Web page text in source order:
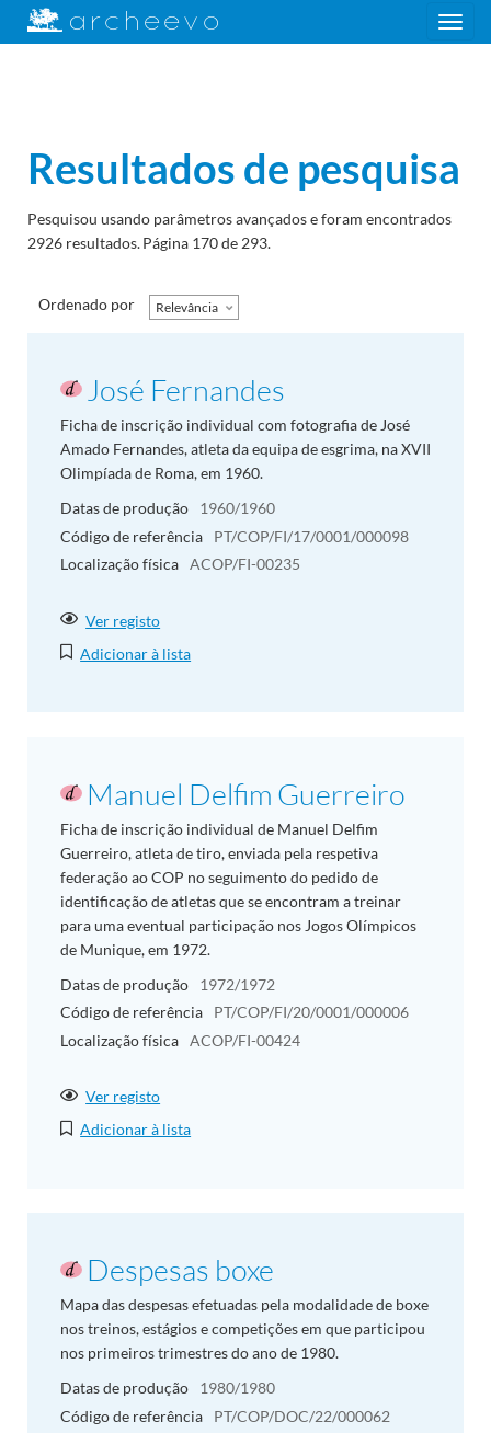
Toggle
navigation
Resultados de pesquisa
Pesquisou usando parâmetros avançados e foram encontrados
2926 resultados.Página 170 de 293.
Ordenado por Relevância
José Fernandes
Ficha de inscrição individual com fotografia de José
Amado Fernandes, atleta da equipa de esgrima, na XVII
Olimpíada de Roma, em 1960.
Datas de produção
1960/1960
Código de referência
PT/COP/FI/17/0001/000098
Localização física ACOP/FI-00235
Ver registo
Adicionar à lista
Manuel Delfim Guerreiro
Ficha de inscrição individual de Manuel Delfim
Guerreiro, atleta de tiro, enviada pela respetiva
federação ao COP no seguimento do pedido de
identificação de atletas que se encontram a treinar
para uma eventual participação nos Jogos Olímpicos
de Munique, em 1972.
Datas de produção
1972/1972
Código de referência
PT/COP/FI/20/0001/000006
Localização física ACOP/FI-00424
Ver registo
Adicionar à lista
Despesas boxe
Mapa das despesas efetuadas pela modalidade de boxe
nos treinos, estágios e competições em que participou
nos primeiros trimestres do ano de 1980.
Datas de produção
1980/1980
Código de referência
PT/COP/DOC/22/000062